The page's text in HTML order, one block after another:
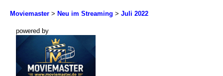
Moviemaster > Neu im Streaming > Juli 2022
powered by